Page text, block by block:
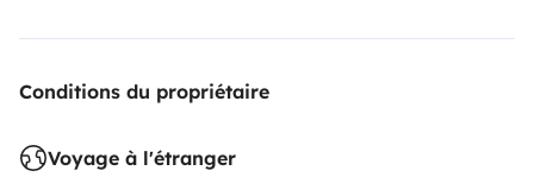
Conditions du propriétaire
Voyage à l'étranger